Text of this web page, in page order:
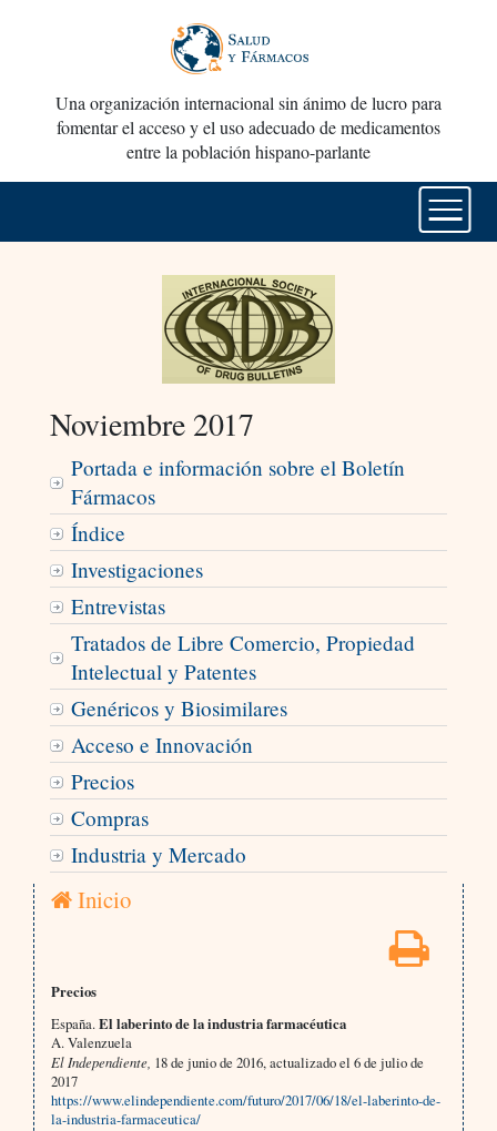
Una organización internacional sin ánimo de lucro para
fomentar el acceso y el uso adecuado de medicamentos
entre la población hispano-parlante
Noviembre 2017
Portada e información sobre el Boletín
Fármacos
Índice
Investigaciones
Entrevistas
Tratados de Libre Comercio, Propiedad
Intelectual y Patentes
Genéricos y Biosimilares
Acceso e Innovación
Precios
Compras
Industria y Mercado
Inicio
Precios
España.El laberinto de la industria farmacéutica
A. Valenzuela
El Independiente, 18 de junio de 2016, actualizado el 6 de julio de
2017
https://www.elindependiente.com/futuro/2017/06/18/el-laberinto-de-
la-industria-farmaceutica/